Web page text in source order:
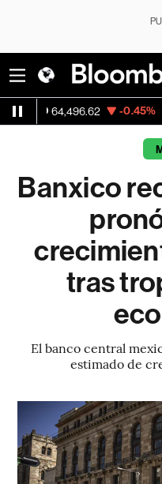
64,496.62 -0.45% ETH/
Banxico
tras
El banco central
estimado de